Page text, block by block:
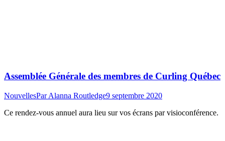
Assemblée Générale des membres de Curling Québec
NouvellesParAlanna Routledge9 septembre 2020
Ce rendez-vous annuel aura lieu sur vos écrans par visioconférence.